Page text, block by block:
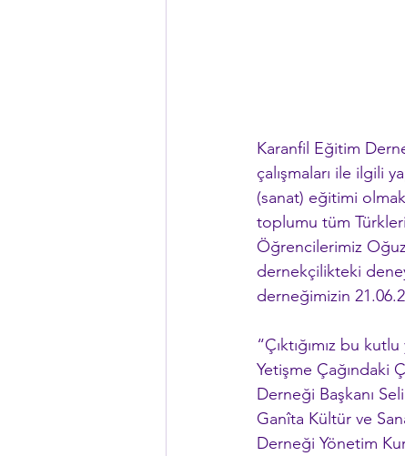
Karanfil Eğitim
çalışmaları ile ilgili
(sanat) eğitimi
toplumu tüm
Öğrencilerimiz
dernekçilikteki
derneğimizin
“Çıktığımız bu
Yetişme Çağındaki
Derneği Başkanı
Ganîta Kültür ve
Derneği Yönetim